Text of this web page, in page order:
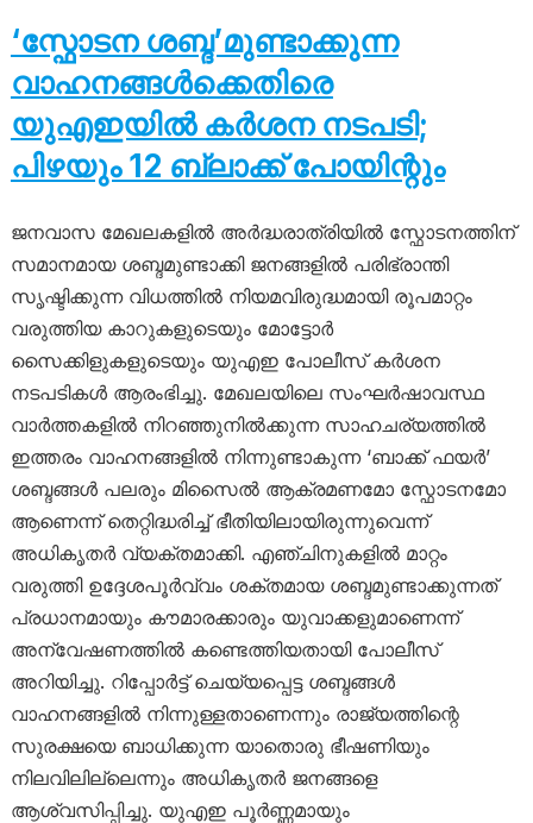
‘സ്ഫോടന ശബ്ദ’മുണ്ടാക്കുന്ന
വാഹനങ്ങൾക്കെതിരെ
യുഎഇയിൽ കർശന നടപടി;
പിഴയും 12 ബ്ലാക്ക് പോയിന്റും
ജനവാസ മേഖലകളിൽ അർദ്ധരാത്രിയിൽ സ്ഫോടനത്തിന്
സമാനമായ ശബ്ദമുണ്ടാക്കി ജനങ്ങളിൽ പരിഭ്രാന്തി
സൃഷ്ടിക്കുന്ന വിധത്തിൽ നിയമവിരുദ്ധമായി രൂപമാറ്റം
വരുത്തിയ കാറുകളുടെയും മോട്ടോർ
സൈക്കിളുകളുടെയും യുഎഇ പോലീസ് കർശന
നടപടികൾ ആരംഭിച്ചു. മേഖലയിലെ സംഘർഷാവസ്ഥ
വാർത്തകളിൽ നിറഞ്ഞുനിൽക്കുന്ന സാഹചര്യത്തിൽ
ഇത്തരം വാഹനങ്ങളിൽ നിന്നുണ്ടാകുന്ന ‘ബാക്ക് ഫയർ’
ശബ്ദങ്ങൾ പലരും മിസൈൽ ആക്രമണമോ സ്ഫോടനമോ
ആണെന്ന് തെറ്റിദ്ധരിച്ച് ഭീതിയിലായിരുന്നുവെന്ന്
അധികൃതർ വ്യക്തമാക്കി. എഞ്ചിനുകളിൽ മാറ്റം
വരുത്തി ഉദ്ദേശപൂർവ്വം ശക്തമായ ശബ്ദമുണ്ടാക്കുന്നത്
പ്രധാനമായും കൗമാരക്കാരും യുവാക്കളുമാണെന്ന്
അന്വേഷണത്തിൽ കണ്ടെത്തിയതായി പോലീസ്
അറിയിച്ചു. റിപ്പോർട്ട് ചെയ്യപ്പെട്ട ശബ്ദങ്ങൾ
വാഹനങ്ങളിൽ നിന്നുള്ളതാണെന്നും രാജ്യത്തിന്റെ
സുരക്ഷയെ ബാധിക്കുന്ന യാതൊരു ഭീഷണിയും
നിലവിലില്ലെന്നും അധികൃതർ ജനങ്ങളെ
ആശ്വസിപ്പിച്ചു. യുഎഇ പൂർണ്ണമായും